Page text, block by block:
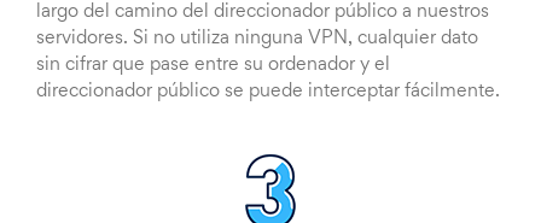
largo del camino del direccionador público a nuestros
servidores. Si no utiliza ninguna VPN, cualquier dato
sin cifrar que pase entre su ordenador y el
direccionador público se puede interceptar fácilmente.